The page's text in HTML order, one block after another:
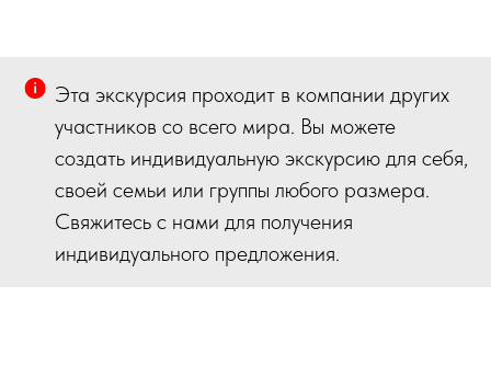
Эта экскурсия проходит в компании других
участников со всего мира. Вы можете
создать индивидуальную экскурсию для себя,
своей семьи или группы любого размера.
Свяжитесь с нами для получения
индивидуального предложения.